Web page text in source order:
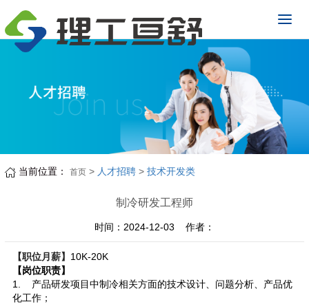
当前位置： 首页 > 人才招聘>技术开发类
制冷研发工程师
时间：2024-12-03 作者：
【职位月薪】 10K-20K
【岗位职责】
1. 产品研发项目中制冷相关方面的技术设计、问题分析、产品优
化工作；